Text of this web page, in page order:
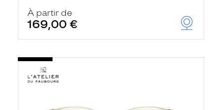
À partir de
169,00 €